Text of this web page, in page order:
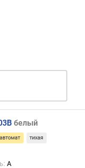
белый
тихая
A